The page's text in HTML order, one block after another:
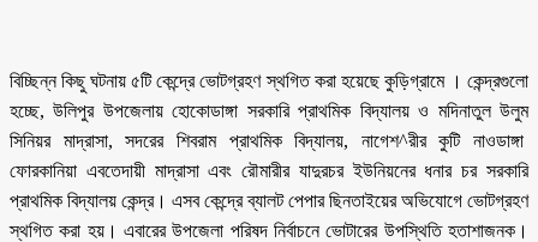
বিচ্ছিন্ন কিছু ঘটনায় ৫টি কেন্দ্রে ভোটগ্রহণ স্থগিত করা হয়েছে কুড়িগ্রামে । কেন্দ্রগুলো
হচ্ছে, উলিপুর উপজেলায় হোকোডাঙ্গা সরকারি প্রাথমিক বিদ্যালয় ও মদিনাতুল উলুম
সিনিয়র মাদ্রাসা, সদরের শিবরাম প্রাথমিক বিদ্যালয়, নাগেশ^রীর কুটি নাওডাঙ্গা
ফোরকানিয়া এবতেদায়ী মাদ্রাসা এবং রৌমারীর যাদুরচর ইউনিয়নের ধনার চর সরকারি
প্রাথমিক বিদ্যালয় কেন্দ্র। এসব কেন্দ্রে ব্যালট পেপার ছিনতাইয়ের অভিযোগে ভোটগ্রহণ
স্থগিত করা হয়। এবারের উপজেলা পরিষদ নির্বাচনে ভোটারের উপস্থিতি হতাশাজনক।